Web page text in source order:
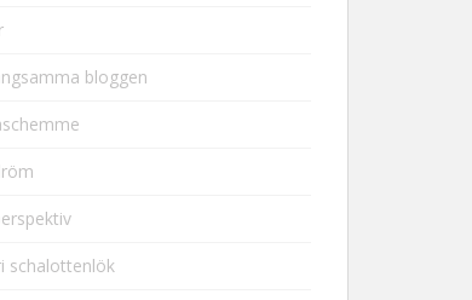
bloggen
schalottenlök